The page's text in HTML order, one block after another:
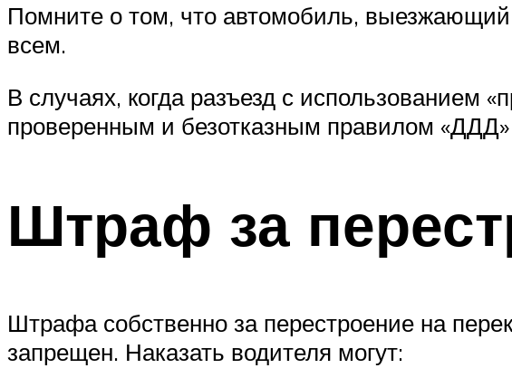
Помните о том, что автомобиль, выезжающий
всем.
В случаях, когда разъезд с использованием
проверенным и безотказным правилом
Штраф за
Штрафа собственно за перестроение на
запрещен. Наказать водителя могут: